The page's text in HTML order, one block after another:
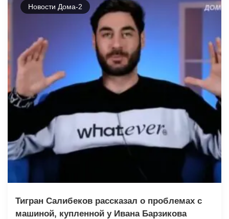
Новости Дома-2
Тигран Салибеков рассказал о проблемах с
машиной, купленной у Ивана Барзикова